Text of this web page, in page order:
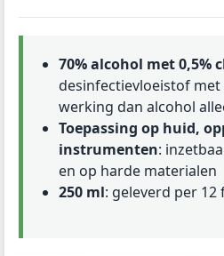
70% alcohol met 0,5%
desinfectievloeistof
werking dan alcohol
Toepassing op huid,
instrumenten:
en op harde materialen
250 ml: geleverd per 12